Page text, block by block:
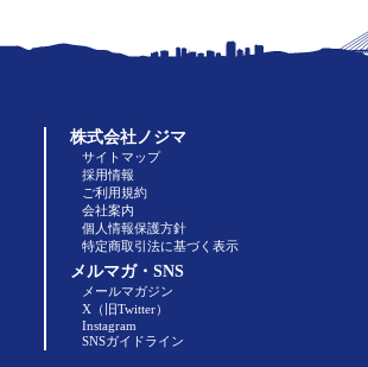
株式会社ノジマ
サイトマップ
採用情報
ご利用規約
会社案内
個人情報保護方針
特定商取引法に基づく表示
メルマガ・SNS
メールマガジン
X（旧Twitter）
Instagram
SNSガイドライン